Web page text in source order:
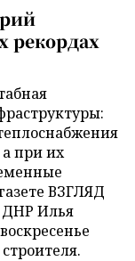
рекордах
при их
ВЗГЛЯД
ДНР Илья